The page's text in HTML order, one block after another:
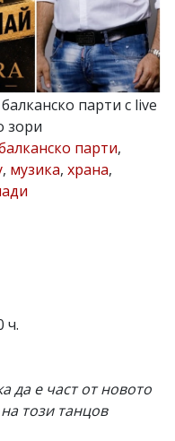
парти с live
зори
парти,
, музика, храна,
ч.
да е част от новото
този танцов